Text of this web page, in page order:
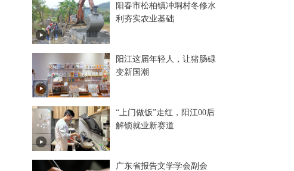
阳春市松柏镇冲垌村冬修水
利夯实农业基础
阳江这届年轻人，让猪肠碌
变新国潮
“上门做饭”走红，阳江00后
解锁就业新赛道
广东省报告文学学会副会